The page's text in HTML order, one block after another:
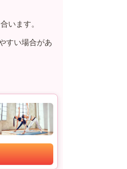
います。
すい場合があ